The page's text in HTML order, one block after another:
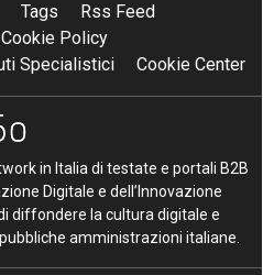
Tags
Rss Feed
Policy
Specialistici
Cookie Center
in Italia di testate e portali B2B
Digitale e dell’Innovazione
diffondere la cultura digitale e
amministrazioni italiane.